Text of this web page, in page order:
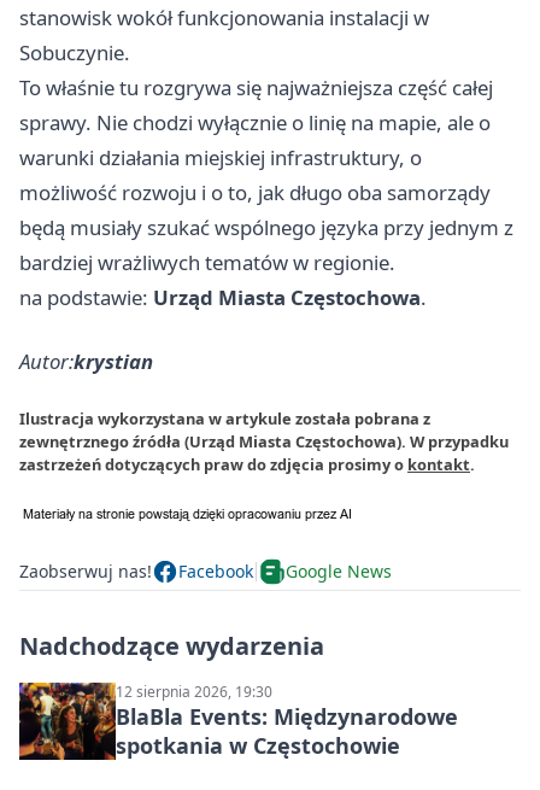
stanowisk wokół funkcjonowania instalacji w
Sobuczynie.
To właśnie tu rozgrywa się najważniejsza część całej
sprawy. Nie chodzi wyłącznie o linię na mapie, ale o
warunki działania miejskiej infrastruktury, o
możliwość rozwoju i o to, jak długo oba samorządy
będą musiały szukać wspólnego języka przy jednym z
bardziej wrażliwych tematów w regionie.
na podstawie: Urząd Miasta Częstochowa.
Autor:krystian
Ilustracja wykorzystana w artykule została pobrana z
zewnętrznego źródła (Urząd Miasta Częstochowa). W przypadku
zastrzeżeń dotyczących praw do zdjęcia prosimy o kontakt.
Zaobserwuj nas! Facebook Google News
Nadchodzące wydarzenia
12 sierpnia 2026, 19:30
BlaBla Events: Międzynarodowe
spotkania w Częstochowie